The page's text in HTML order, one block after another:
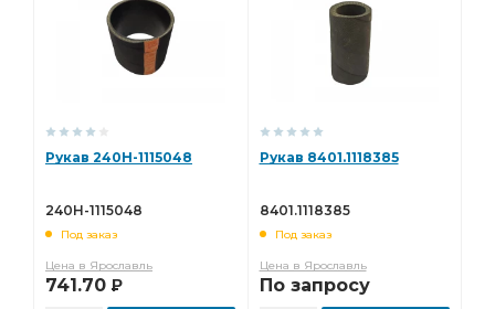
Рукав 240Н-1115048
240Н-1115048
Под заказ
Цена в Ярославль
741.70 Р
Рукав 8401.1118385
8401.1118385
Под заказ
Цена в Ярославль
По запросу